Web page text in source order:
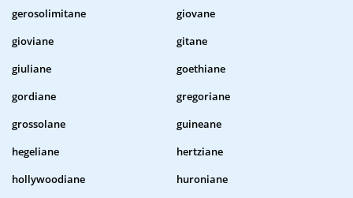
gerosolimitane
giovane
gioviane
gitane
giuliane
goethiane
gordiane
gregoriane
grossolane
guineane
hegeliane
hertziane
hollywoodiane
huroniane